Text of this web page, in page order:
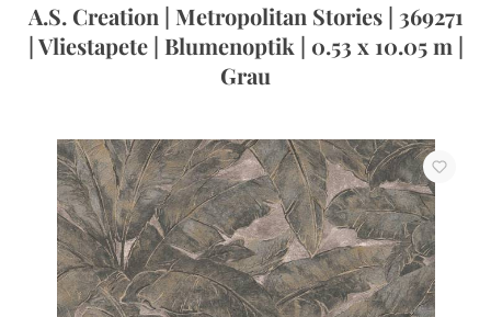
A.S. Creation | Metropolitan Stories | 369271
| Vliestapete | Blumenoptik | 0.53 x 10.05 m |
Grau